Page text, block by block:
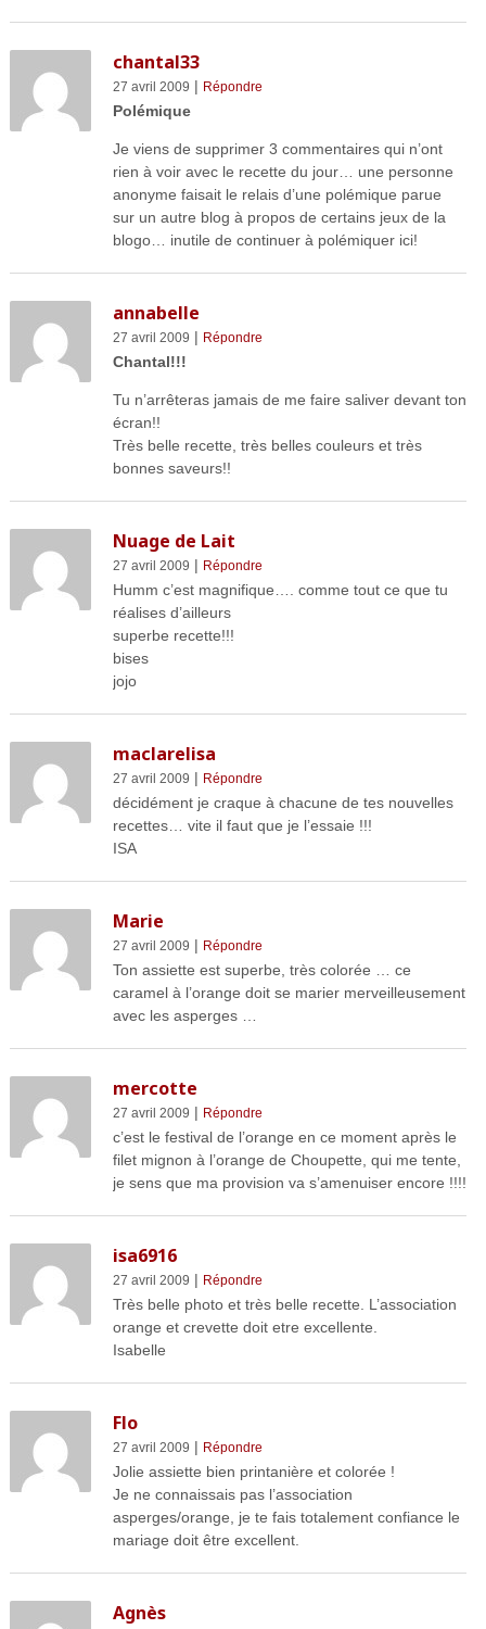
chantal33
27 avril 2009 | Répondre
Polémique
Je viens de supprimer 3 commentaires qui n’ont
rien à voir avec le recette du jour… une personne
anonyme faisait le relais d’une polémique parue
sur un autre blog à propos de certains jeux de la
blogo… inutile de continuer à polémiquer ici!
annabelle
27 avril 2009 | Répondre
Chantal!!!
Tu n’arrêteras jamais de me faire saliver devant ton
écran!!
Très belle recette, très belles couleurs et très
bonnes saveurs!!
Nuage de Lait
27 avril 2009 | Répondre
Humm c’est magnifique…. comme tout ce que tu
réalises d’ailleurs
superbe recette!!!
bises
jojo
maclarelisa
27 avril 2009 | Répondre
décidément je craque à chacune de tes nouvelles
recettes… vite il faut que je l’essaie !!!
ISA
Marie
27 avril 2009 | Répondre
Ton assiette est superbe, très colorée … ce
caramel à l’orange doit se marier merveilleusement
avec les asperges …
mercotte
27 avril 2009 | Répondre
c’est le festival de l’orange en ce moment après le
filet mignon à l’orange de Choupette, qui me tente,
je sens que ma provision va s’amenuiser encore !!!!
isa6916
27 avril 2009 | Répondre
Très belle photo et très belle recette. L’association
orange et crevette doit etre excellente.
Isabelle
Flo
27 avril 2009 | Répondre
Jolie assiette bien printanière et colorée !
Je ne connaissais pas l’association
asperges/orange, je te fais totalement confiance le
mariage doit être excellent.
Agnès